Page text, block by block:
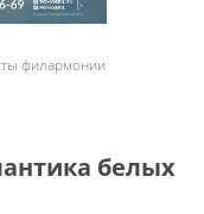
филармонии
белых